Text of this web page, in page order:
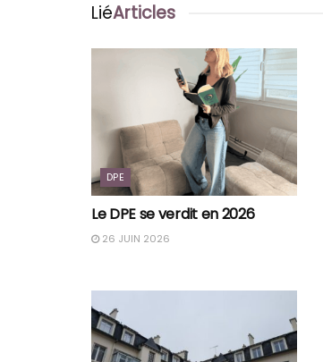
LiéArticles
DPE
Le DPE se verdit en 2026
26 JUIN 2026